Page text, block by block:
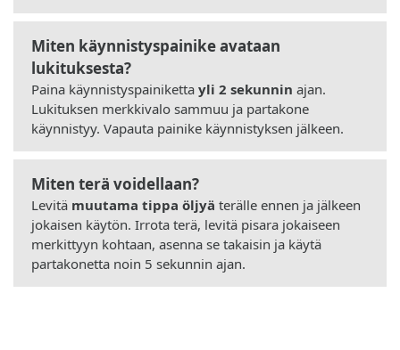
Miten käynnistyspainike avataan
lukituksesta?
Paina käynnistyspainiketta yli 2 sekunnin ajan.
Lukituksen merkkivalo sammuu ja partakone
käynnistyy. Vapauta painike käynnistyksen jälkeen.
Miten terä voidellaan?
Levitä muutama tippa öljyä terälle ennen ja jälkeen
jokaisen käytön. Irrota terä, levitä pisara jokaiseen
merkittyyn kohtaan, asenna se takaisin ja käytä
partakonetta noin 5 sekunnin ajan.